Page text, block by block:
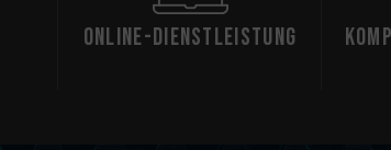
Online-Dienstleistung